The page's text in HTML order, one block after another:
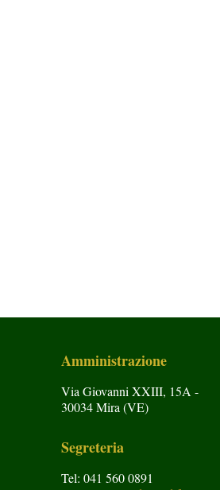
Amministrazione
Via Giovanni XXIII, 15A -
30034 Mira (VE)
Segreteria
Tel: 041 560 0891